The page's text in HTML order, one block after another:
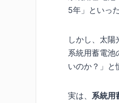
5年」といっ
しかし、太陽
系統用蓄電池
いのか？」と
実は、 系統用